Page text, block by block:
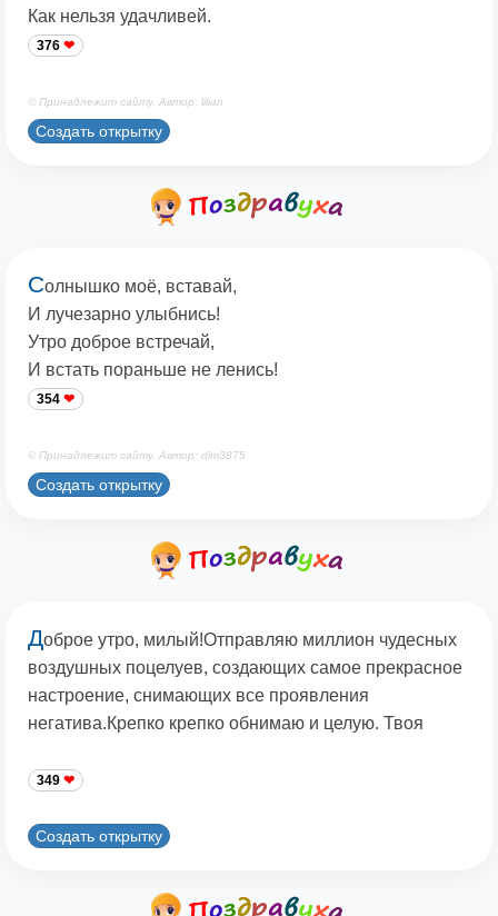
Как нельзя удачливей.
376
© Принадлежит сайту. Автор: lilian
Создать открытку
Солнышко моё, вставай,
И лучезарно улыбнись!
Утро доброе встречай,
И встать пораньше не ленись!
354
© Принадлежит сайту. Автор: dim3875
Создать открытку
Доброе утро, милый!Отправляю миллион чудесных
воздушных поцелуев, создающих самое прекрасное
настроение, снимающих все проявления
негатива.Крепко крепко обнимаю и целую. Твоя
349
Создать открытку